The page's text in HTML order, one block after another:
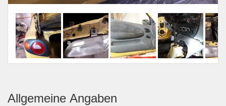
Allgemeine Angaben